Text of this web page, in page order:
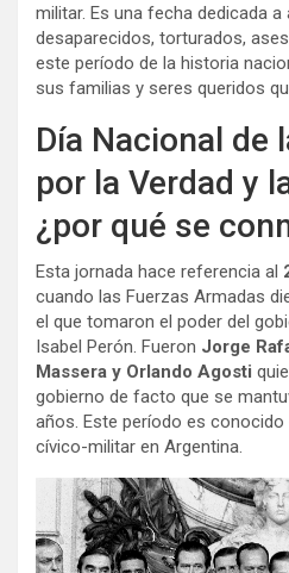
militar. Es una fecha dedicada
desaparecidos, torturados,
este período de la historia
sus familias y seres queridos
Día Nacional de
por la Verdad y
¿por qué se
Esta jornada hace referencia al
cuando las Fuerzas Armadas
el que tomaron el poder del
Isabel Perón. Fueron Jorge
Massera y Orlando Agosti
gobierno de facto que se
años. Este período es
cívico-militar en Argentina.